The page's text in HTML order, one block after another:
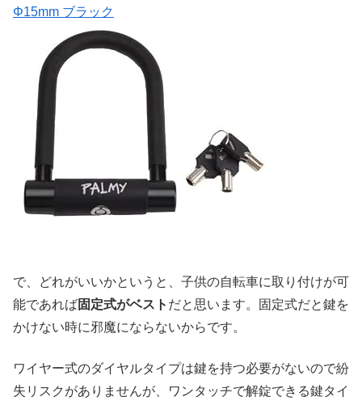
Φ15mm ブラック
で、どれがいいかというと、子供の自転車に取り付けが可
能であれば固定式がベスト だと思います。固定式だと鍵を
かけない時に邪魔にならないからです。
ワイヤー式のダイヤルタイプは鍵を持つ必要がないので紛
失リスクがありませんが、ワンタッチで解錠できる鍵タイ